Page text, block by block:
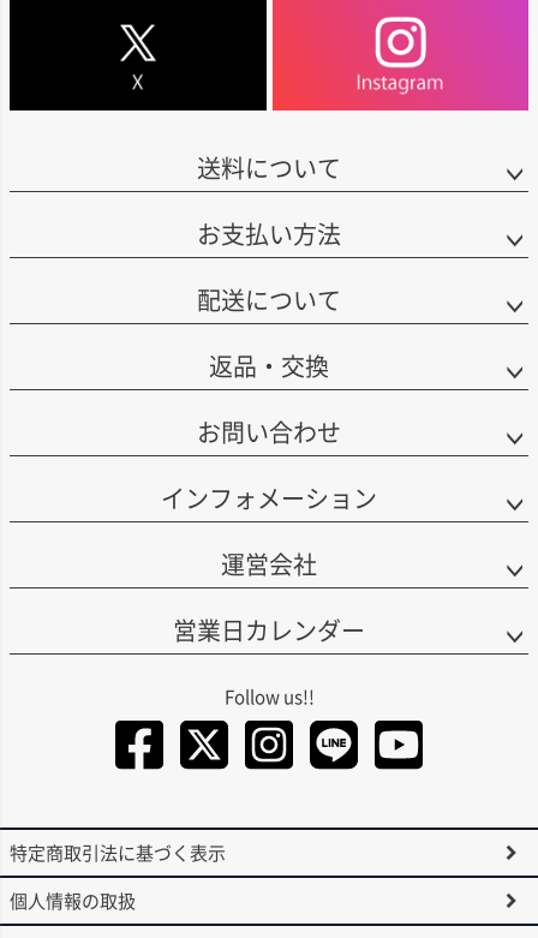
ブドウ畑の各区画から収穫されたブドウは、それぞれ優しくプレスされ、個
別のタンクで醸造されます。こうした丁寧な作業のおかげで、毎年春に行わ
れるアッサンブラージユ(ブレンド作業)では、多様なベースワインから最適な
ものを選定することができます。すべてのワインは、厳格で伝統的手法であ
る瓶内二次発酵で造られ、澱とともに長い時間をかけ熟成されます。
2006年に現在のオーナー、エリック・ヘレマがエステートを購入以降、ナイ
ンティンバーは、様々な国際的な賞の受賞し高い評価をうけています。ま
た、エリザベス女王結婚記念式典や、英国女王即位60周年の祝典などイギリ
ス王室の重要な式典でも提供され、愛飲されています。
2018年には、醸造責任者のシェリー・スプリックスがインターナショナル・
ワイン・チャレンジ(IWC)で、シャンパーニュ地区以外で初、かつ女性で初の
「スパークリングワインメーカー・オブ・ザ・イヤー2018」を受賞していま
す。
送料について
お支払い方法
配送について
返品・交換
お問い合わせ
インフォメーション
運営会社
営業日カレンダー
特定商取引法に基づく表示
個人情報の取扱
Facebook
Twitter
LINE